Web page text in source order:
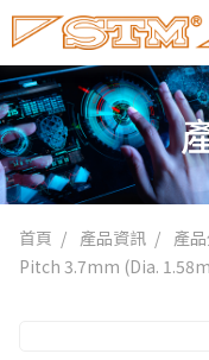
首頁 產品資訊 產
Pitch 3.7mm (Dia.